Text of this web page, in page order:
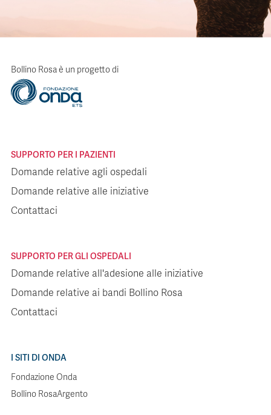
Bollino Rosa è un progetto di
SUPPORTO PER I PAZIENTI
Domande relative agli ospedali
Domande relative alle iniziative
Contattaci
SUPPORTO PER GLI OSPEDALI
Domande relative all'adesione alle iniziative
Domande relative ai bandi Bollino Rosa
Contattaci
I SITI DI ONDA
Fondazione Onda
Bollino RosaArgento